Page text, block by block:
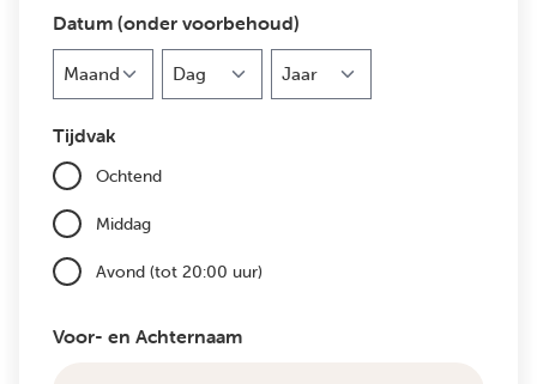
Datum (onder voorbehoud)
Tijdvak
Ochtend
Middag
Avond (tot 20:00 uur)
Voor- en Achternaam